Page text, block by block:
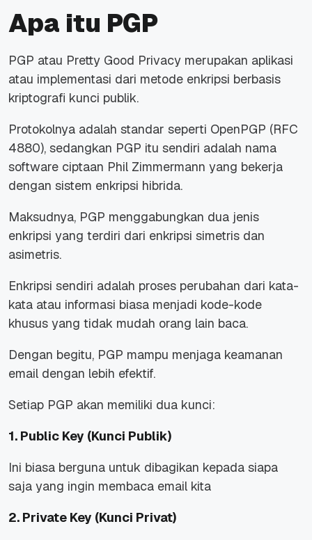
Apa itu PGP
PGP atau Pretty Good Privacy merupakan aplikasi
atau implementasi dari metode enkripsi berbasis
kriptografi kunci publik.
Protokolnya adalah standar seperti OpenPGP (RFC
4880), sedangkan PGP itu sendiri adalah nama
software ciptaan Phil Zimmermann yang bekerja
dengan sistem enkripsi hibrida.
Maksudnya, PGP menggabungkan dua jenis
enkripsi yang terdiri dari enkripsi simetris dan
asimetris.
Enkripsi sendiri adalah proses perubahan dari kata-
kata atau informasi biasa menjadi kode-kode
khusus yang tidak mudah orang lain baca.
Dengan begitu, PGP mampu menjaga keamanan
email dengan lebih efektif.
Setiap PGP akan memiliki dua kunci:
1. Public Key (Kunci Publik)
Ini biasa berguna untuk dibagikan kepada siapa
saja yang ingin membaca email kita
2. Private Key (Kunci Privat)